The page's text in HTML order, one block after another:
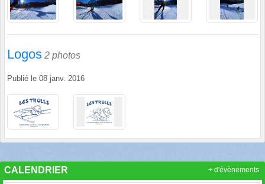
Logos 2 photos
Publié le 08 janv. 2016
CALENDRIER + d'évènements